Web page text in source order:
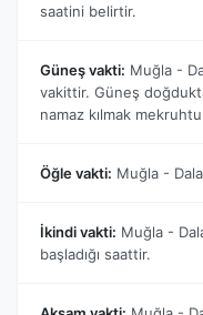
saatini belirtir.
Güneş vakti: Muğla -
vakittir. Güneş
namaz kılmak
Öğle vakti: Muğla -
İkindi vakti: Muğla -
başladığı saattir.